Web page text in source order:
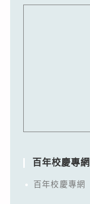
百年校慶專網
百年校慶專網